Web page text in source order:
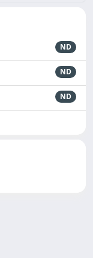
ND
ND
ND